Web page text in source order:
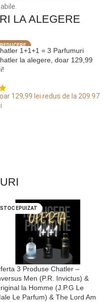
LA ALEGERE
REDUCERE
1+1+1 = 3 Parfumuri
la alegere, doar 129,99
129,99 lei redus de la 209.97
STOC EPUIZAT
3 Produse Chatler –
Men (P.R. Invictus) &
la Homme (J.P.G Le
Le Parfum) & The Lord Am